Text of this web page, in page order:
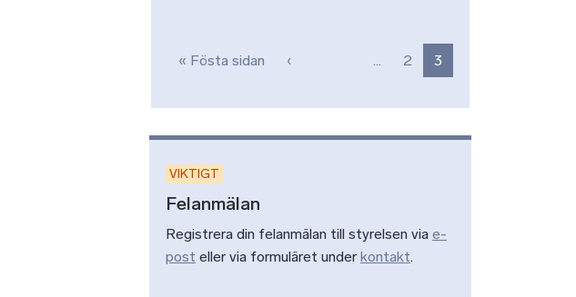
Paginering
« Fösta sidan Första sidan
‹ 2 3
VIKTIGT
Felanmälan
Registrera din felanmälan till styrelsen via e-
post eller via formuläret under kontakt.